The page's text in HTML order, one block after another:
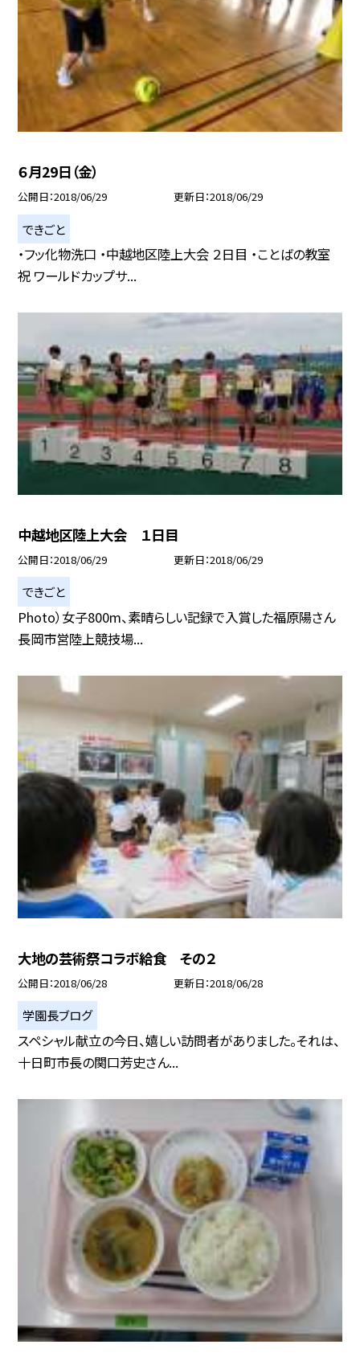
６月29日（金）
公開日 2018/06/29 更新日 2018/06/29
できごと
・フッ化物洗口 ・中越地区陸上大会 ２日目 ・ことばの教室
祝 ワールドカップサ...
中越地区陸上大会 １日目
公開日 2018/06/29 更新日 2018/06/29
できごと
Photo）女子800m、素晴らしい記録で入賞した福原陽さん
長岡市営陸上競技場...
大地の芸術祭コラボ給食 その２
公開日 2018/06/28 更新日 2018/06/28
学園長ブログ
スペシャル献立の今日、嬉しい訪問者がありました。それは、
十日町市長の関口芳史さん...